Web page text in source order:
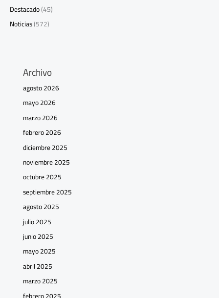
Destacado(45)
Noticias(572)
Archivo
agosto 2026
mayo 2026
marzo 2026
febrero 2026
diciembre 2025
noviembre 2025
octubre 2025
septiembre 2025
agosto 2025
julio 2025
junio 2025
mayo 2025
abril 2025
marzo 2025